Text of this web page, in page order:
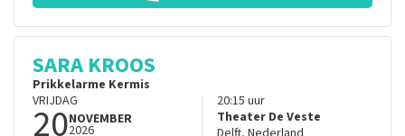
SARA KROOS
Prikkelarme Kermis
VRIJDAG
20NOVEMBER
2026
20:15 uur
Theater De Veste